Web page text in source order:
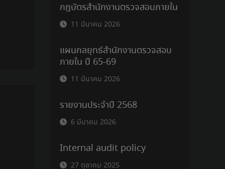
กฎบัตรสำนักงานตรวจสอบภายใน
11 มีนาคม 2026
แผนกลยุทธ์สำนักงานตรวจสอบ
ภายใน ปี 65-69
11 มีนาคม 2026
รายงานประจำปี 2568
6 มีนาคม 2026
Internal audit policy
27 ตุลาคม 2025